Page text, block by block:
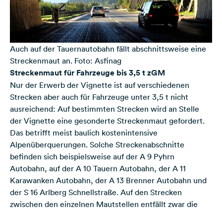
Auch auf der Tauernautobahn fällt abschnittsweise eine
Streckenmaut an. Foto: Asfinag
Streckenmaut für Fahrzeuge bis 3,5 t zGM
Nur der Erwerb der Vignette ist auf verschiedenen
Strecken aber auch für Fahrzeuge unter 3,5 t nicht
ausreichend: Auf bestimmten Strecken wird an Stelle
der Vignette eine gesonderte Streckenmaut gefordert.
Das betrifft meist baulich kostenintensive
Alpenüberquerungen. Solche Streckenabschnitte
befinden sich beispielsweise auf der A 9 Pyhrn
Autobahn, auf der A 10 Tauern Autobahn, der A 11
Karawanken Autobahn, der A 13 Brenner Autobahn und
der S 16 Arlberg Schnellstraße. Auf den Strecken
zwischen den einzelnen Mautstellen entfällt zwar die